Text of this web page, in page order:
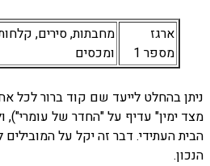
ארגז
מספר 1
מחבתות, סירים,
ומכסים
ניתן בהחלט לייעד שם קוד ברור לכל
מצד ימין" עדיף על "החדר של עומרי"),
הבית העתידי. דבר זה יקל על
הנכון.